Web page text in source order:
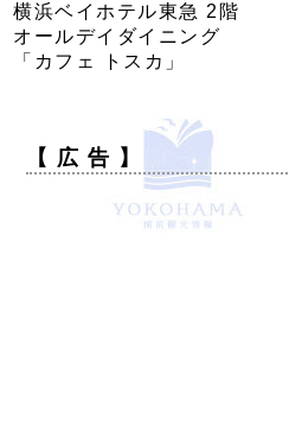
横浜ベイホテル東急 2階
オールデイダイニング
「カフェ トスカ」
【 広 告 】